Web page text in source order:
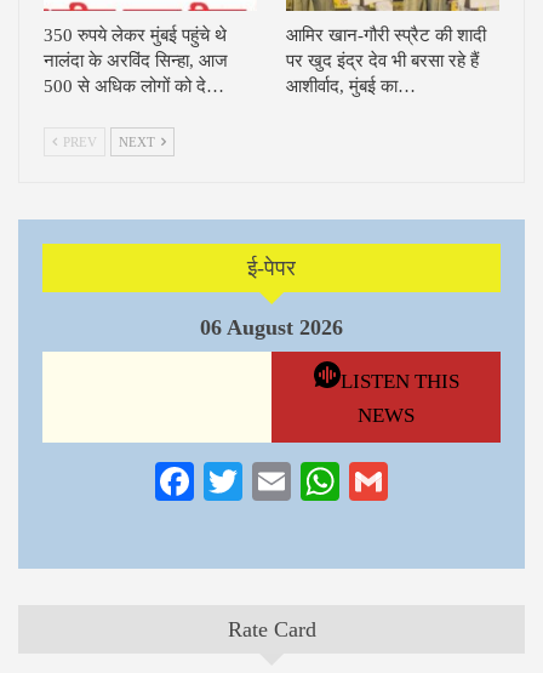
350 रुपये लेकर मुंबई पहुंचे थे
नालंदा के अरविंद सिन्हा, आज
500 से अधिक लोगों को दे…
आमिर खान-गौरी स्प्रैट की शादी
पर खुद इंद्र देव भी बरसा रहे हैं
आशीर्वाद, मुंबई का…
PREV NEXT
ई-पेपर
06 August 2026
LISTEN THIS
NEWS
Facebook
TwitterEmailWhatsApp
Rate Card